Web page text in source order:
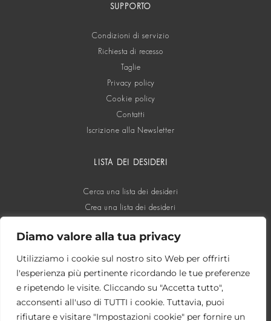
Diamo valore alla tua privacy
Utilizziamo i cookie sul nostro sito Web per offrirti
l'esperienza più pertinente ricordando le tue preferenze
e ripetendo le visite. Cliccando su "Accetta tutto",
acconsenti all'uso di TUTTI i cookie. Tuttavia, puoi
rifiutare e visitare "Impostazioni cookie" per fornire un
SUPPORTO
Condizioni di servizio
Richiesta di recesso
Taglie
Privacy policy
Cookie policy
Contatti
Iscrizione alla Newsletter
LISTA DEI DESIDERI
Cerca una lista dei desideri
Crea una lista dei desideri
SOCIAL